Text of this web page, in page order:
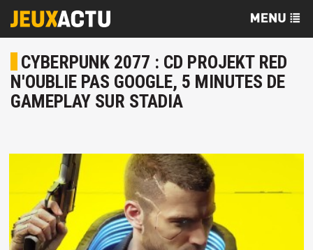
CYBERPUNK 2077 : CD PROJEKT RED
N'OUBLIE PAS GOOGLE, 5 MINUTES DE
GAMEPLAY SUR STADIA